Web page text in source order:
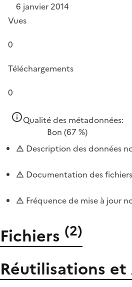
6 janvier 2014
Vues
0
Téléchargements
0
Qualité des métadonnées:
Bon (67 %)
Description des données
Documentation des
Fréquence de mise à jour
Fichiers (2)
Réutilisations et